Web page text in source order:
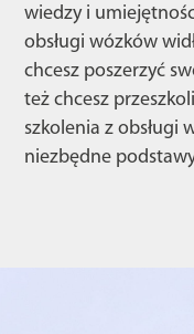
wiedzy i
obsługi wózków
chcesz poszerzyć
też chcesz
szkolenia z obsługi
niezbędne